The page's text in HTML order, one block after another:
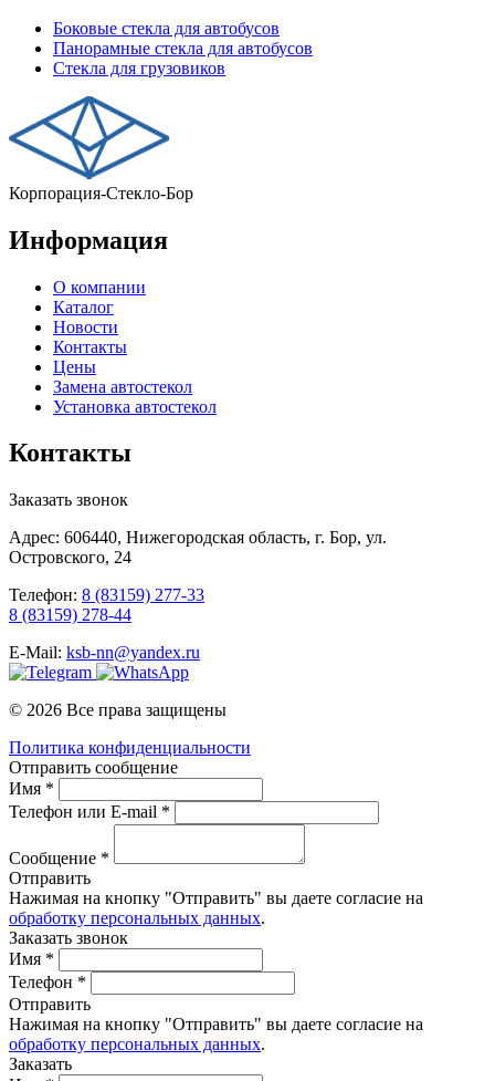
Боковые стекла для автобусов
Панорамные стекла для автобусов
Стекла для грузовиков
Корпорация-Стекло-Бор
Информация
О компании
Каталог
Новости
Контакты
Цены
Замена автостекол
Установка автостекол
Контакты
Заказать звонок
Адрес: 606440, Нижегородская область, г. Бор, ул.
Островского, 24
Телефон: 8 (83159) 277-33
8 (83159) 278-44
E-Mail: ksb-nn@yandex.ru
© 2026 Все права защищены
Политика конфиденциальности
Отправить сообщение
Имя *
Телефон или E-mail *
Сообщение *
Отправить
Нажимая на кнопку "Отправить" вы даете согласие на
обработку персональных данных.
Заказать звонок
Имя *
Телефон *
Отправить
Нажимая на кнопку "Отправить" вы даете согласие на
обработку персональных данных.
Заказать